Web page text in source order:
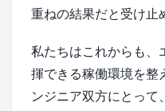
重ねの結果だと受け止
私たちはこれからも、
揮できる稼働環境を整
ンジニア双方にとって